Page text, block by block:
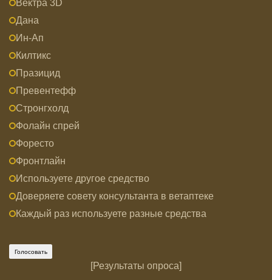
Вектра 3D
Дана
Ин-Ап
Килтикс
Празицид
Превентефф
Стронгхолд
Фолайн спрей
Форесто
Фронтлайн
Используете другое средство
Доверяете совету консультанта в ветаптеке
Каждый раз используете разные средства
[Результаты опроса]